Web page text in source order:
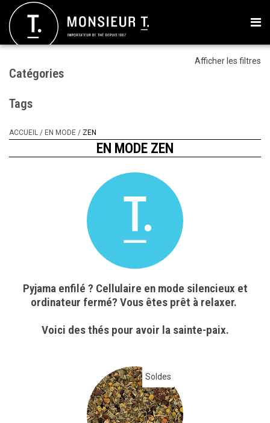
Afficher les filtres
Catégories
Tags
ACCUEIL / EN MODE / ZEN
EN MODE ZEN
Pyjama enfilé ? Cellulaire en mode silencieux et
ordinateur fermé? Vous êtes prêt à relaxer.
Voici des thés pour avoir la sainte-paix.
Soldes